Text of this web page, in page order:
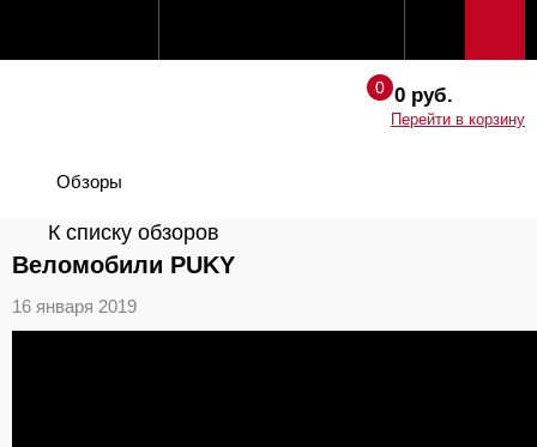
0 руб.
Перейти в корзину
Обзоры
Веломобили PUKY
К списку обзоров
16 января 2019